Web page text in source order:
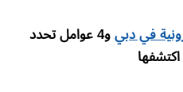
في دبي
و4 عوامل تحدد
اكتشفها